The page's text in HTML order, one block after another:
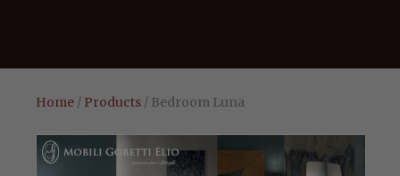
Home / Products / Bedroom Luna